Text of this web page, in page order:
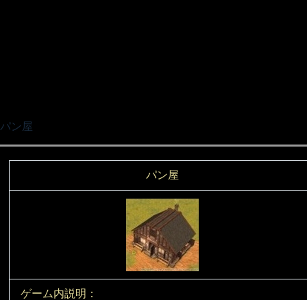
パン屋
パン屋
ゲーム内説明：